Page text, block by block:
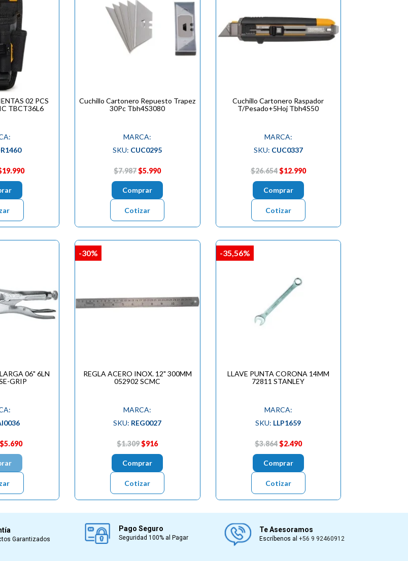
02 PCS
TBCT36L6
Cuchillo Cartonero Repuesto Trapez
30Pc Tbh4S3080
MARCA:
SKU: CUC0295
$7.987$5.990
Comprar
Cotizar
Cuchillo Cartonero Raspador
T/Pesado+5Hoj Tbh4S50
MARCA:
SKU: CUC0337
$26.654$12.990
Comprar
Cotizar
06" 6LN
GRIP
$5.690
REGLA ACERO INOX. 12" 300MM
052902 SCMC
MARCA:
SKU: REG0027
$1.309$916
Comprar
Cotizar
-30%
LLAVE PUNTA CORONA 14MM
72811 STANLEY
MARCA:
SKU: LLP1659
$3.864$2.490
Comprar
Cotizar
-35,56%
Garantizados
Pago Seguro
Seguridad 100% al Pagar
Te Asesoramos
Escríbenos al+56 9 92460912